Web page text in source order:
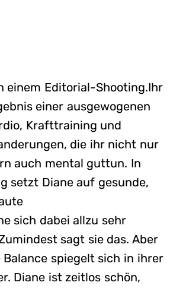
einem Editorial-Shooting.Ihr
einer ausgewogenen
Krafttraining und
die ihr nicht nur
auch mental guttun. In
setzt Diane auf gesunde,
sich dabei allzu sehr
sagt sie das. Aber
spiegelt sich in ihrer
Diane ist zeitlos schön,